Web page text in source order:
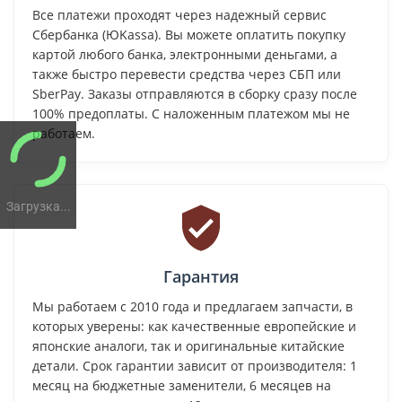
Загрузка...
Все платежи проходят через надежный сервис
Сбербанка (ЮKassa). Вы можете оплатить покупку
картой любого банка, электронными деньгами, а
также быстро перевести средства через СБП или
SberPay. Заказы отправляются в сборку сразу после
100% предоплаты. С наложенным платежом мы не
работаем.
Гарантия
Мы работаем с 2010 года и предлагаем запчасти, в
которых уверены: как качественные европейские и
японские аналоги, так и оригинальные китайские
детали. Срок гарантии зависит от производителя: 1
месяц на бюджетные заменители, 6 месяцев на